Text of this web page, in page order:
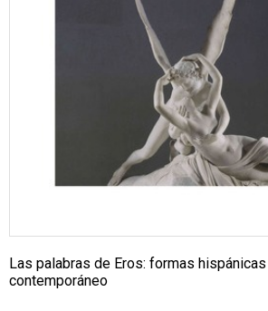
Las palabras de Eros: formas
contemporáneo